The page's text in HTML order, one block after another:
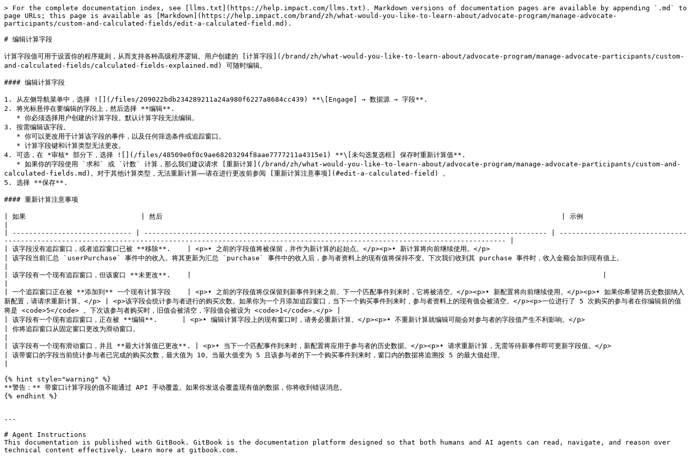
> For the complete documentation index, see [llms.txt](https://help.impact.com/llms.txt). Markdown versions of documentation pages are available by appending `.md` to
page URLs; this page is available as [Markdown](https://help.impact.com/brand/zh/what-would-you-like-to-learn-about/advocate-program/manage-advocate-
participants/custom-and-calculated-fields/edit-a-calculated-field.md).
# 编辑计算字段
计算字段值可用于设置你的程序规则，从而支持各种高级程序逻辑。用户创建的 [计算字段](/brand/zh/what-would-you-like-to-learn-about/advocate-program/manage-advocate-participants/custom-
and-calculated-fields/calculated-fields-explained.md) 可随时编辑。
#### 编辑计算字段
1. 从左侧导航菜单中，选择 ![](/files/209022bdb234289211a24a980f6227a8684cc439) **\[Engage] → 数据源 → 字段**.
2. 将光标悬停在要编辑的字段上，然后选择 **编辑**.
3. 按需编辑该字段。
4. 可选，在 *审核* 部分下，选择 ![](/files/48509e0f0c9ae68203294f8aae7777211a4315e1) **\[未勾选复选框] 保存时重新计算值**.
calculated-fields.md)。对于其他计算类型，无法重新计算——请在进行更改前参阅 [重新计算注意事项](#edit-a-calculated-field) 。
5. 选择 **保存**.
#### 重新计算注意事项
| 如果                            | 然后                                                                                                 | 示例
| ----------------------------- | -------------------------------------------------------------------------------------------------- | -------------------------------
-------------------------------------------------------------------------------------------------------------------------- |
| 该字段没有追踪窗口，或者追踪窗口已被 **移除**.    | <p>• 之前的字段值将被保留，并作为新计算的起始点。</p><p>• 新计算将向前继续使用。</p>
| 该字段当前汇总 `userPurchase` 事件中的收入。将其更新为汇总 `purchase` 事件中的收入后，参与者资料上的现有值将保持不变。下次我们收到其 purchase 事件时，收入金额会加到现有值上。
| 该字段有一个现有追踪窗口，但该窗口 **未更改**.    |                                                                                                    |
| 一个追踪窗口正在被 **添加到** 一个现有计算字段    | <p>• 之前的字段值将仅保留到新事件到来之前。下一个匹配事件到来时，它将被清空。</p><p>• 新配置将向前继续使用。</p><p>• 如果你希望将历史数据纳入
新配置，请请求重新计算。</p> | <p>该字段会统计参与者进行的购买次数。如果你为一个月添加追踪窗口，当下一个购买事件到来时，参与者资料上的现有值会被清空。</p><p>一位进行了 5 次购买的参与者在你编辑前的值
将是 <code>5</code> 。下次该参与者购买时，旧值会被清空，字段值会被设为 <code>1</code>.</p> |
| 该字段有一个现有追踪窗口，正在被 **编辑**.      | <p>• 编辑计算字段上的现有窗口时，请务必重新计算。</p><p>• 不重新计算就编辑可能会对参与者的字段值产生不利影响。</p>
| 你将追踪窗口从固定窗口更改为滑动窗口。
| 该字段有一个现有滑动窗口，并且 **最大计算值已更改**. | <p>• 当下一个匹配事件到来时，新配置将应用于参与者的历史数据。</p><p>• 请求重新计算，无需等待新事件即可更新字段值。</p>
| 该带窗口的字段当前统计参与者已完成的购买次数，最大值为 10。当最大值变为 5 且该参与者的下一个购买事件到来时，窗口内的数据将追溯按 5 的最大值处理。
{% hint style="warning" %}
**警告：** 带窗口计算字段的值不能通过 API 手动覆盖。如果你发送会覆盖现有值的数据，你将收到错误消息。
{% endhint %}
---
# Agent Instructions
This documentation is published with GitBook. GitBook is the documentation platform designed so that both humans and AI agents can read, navigate, and reason over
technical content effectively. Learn more at gitbook.com.